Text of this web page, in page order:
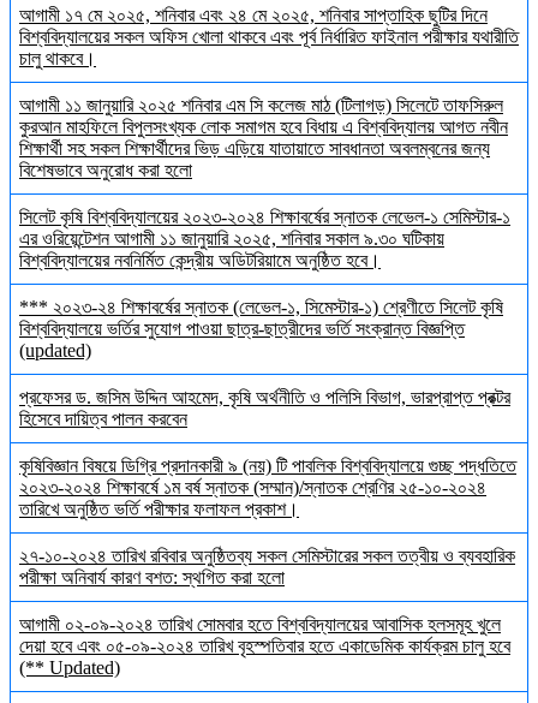
আগামী ১৭ মে ২০২৫, শনিবার এবং ২৪ মে ২০২৫, শনিবার সাপ্তাহিক ছুটির দিনে
বিশ্ববিদ্যালয়ের সকল অফিস খোলা থাকবে এবং পূর্ব নির্ধারিত ফাইনাল পরীক্ষার যথারীতি
চালু থাকবে।
আগামী ১১ জানুয়ারি ২০২৫ শনিবার এম সি কলেজ মাঠ (টিলাগড়) সিলেটে তাফসিরুল
কুরআন মাহফিলে বিপুলসংখ্যক লোক সমাগম হবে বিধায় এ বিশ্ববিদ্যালয় আগত নবীন
শিক্ষার্থী সহ সকল শিক্ষার্থীদের ভিড় এড়িয়ে যাতায়াতে সাবধানতা অবলম্বনের জন্য
বিশেষভাবে অনুরোধ করা হলো
সিলেট কৃষি বিশ্ববিদ্যালয়ের ২০২৩-২০২৪ শিক্ষাবর্ষের স্নাতক লেভেল-১ সেমিস্টার-১
এর ওরিয়েন্টেশন আগামী ১১ জানুয়ারি ২০২৫, শনিবার সকাল ৯.৩০ ঘটিকায়
বিশ্ববিদ্যালয়ের নবনির্মিত কেন্দ্রীয় অডিটরিয়ামে অনুষ্ঠিত হবে।
*** ২০২৩-২৪ শিক্ষাবর্ষের স্নাতক (লেভেল-১, সিমেস্টার-১) শ্রেণীতে সিলেট কৃষি
বিশ্ববিদ্যালয়ে ভর্তির সুযোগ পাওয়া ছাত্র-ছাত্রীদের ভর্তি সংক্রান্ত বিজ্ঞপ্তি
(updated)
প্রফেসর ড. জসিম উদ্দিন আহমেদ, কৃষি অর্থনীতি ও পলিসি বিভাগ, ভারপ্রাপ্ত প্রক্টর
হিসেবে দায়িত্ব পালন করবেন
কৃষিবিজ্ঞান বিষয়ে ডিগ্রি প্রদানকারী ৯ (নয়) টি পাবলিক বিশ্ববিদ্যালয়ে গুচ্ছ পদ্ধতিতে
২০২৩-২০২৪ শিক্ষাবর্ষে ১ম বর্ষ স্নাতক (সম্মান)/স্নাতক শ্রেণির ২৫-১০-২০২৪
তারিখে অনুষ্ঠিত ভর্তি পরীক্ষার ফলাফল প্রকাশ।
২৭-১০-২০২৪ তারিখ রবিবার অনুষ্ঠিতব্য সকল সেমিস্টারের সকল তত্বীয় ও ব্যবহারিক
পরীক্ষা অনিবার্য কারণ বশত: স্থগিত করা হলো
আগামী ০২-০৯-২০২৪ তারিখ সোমবার হতে বিশ্ববিদ্যালয়ের আবাসিক হলসমূহ খুলে
দেয়া হবে এবং ০৫-০৯-২০২৪ তারিখ বৃহস্পতিবার হতে একাডেমিক কার্যক্রম চালু হবে
(** Updated)